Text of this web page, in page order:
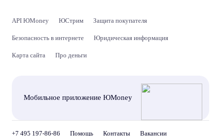
API ЮMoney ЮСтрим Защита покупателя
Безопасность в интернете Юридическая информация
Карта сайта Про деньги
Мобильное приложение ЮMoney
+7 495 197-86-86 Помощь Контакты Вакансии